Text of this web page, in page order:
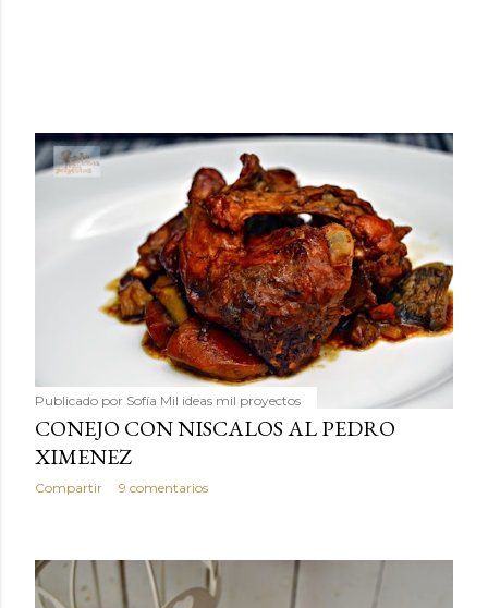
Publicado por Sofía Mil ideas mil proyectos
CONEJO CON NISCALOS AL PEDRO
XIMENEZ
Compartir 9 comentarios